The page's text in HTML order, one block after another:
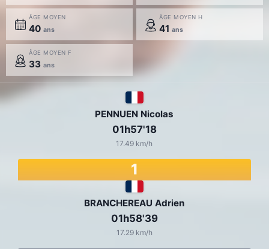
ÂGE MOYEN
40 ans
ÂGE MOYEN H
41 ans
ÂGE MOYEN F
33 ans
BRANCHEREAU Adrien
01h58'39
17.29 km/h
PENNUEN Nicolas
01h57'18
17.49 km/h
1